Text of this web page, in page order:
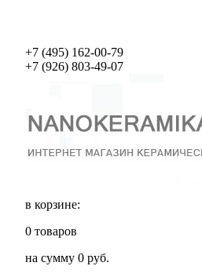
+7 (495)162-00-79
+7 (926)803-49-07
в корзине:
0товаров
на сумму 0руб.